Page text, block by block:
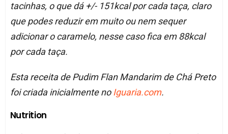
tacinhas, o que dá +/- 151kcal por cada taça, claro
que podes reduzir em muito ou nem sequer
adicionar o caramelo, nesse caso fica em 88kcal
por cada taça.
Esta receita de Pudim Flan Mandarim de Chá Preto
foi criada inicialmente no Iguaria.com.
Nutrition